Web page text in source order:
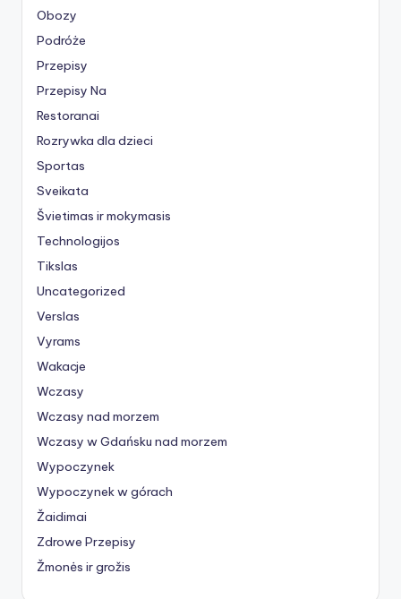
Obozy
Podróże
Przepisy
Przepisy Na
Restoranai
Rozrywka dla dzieci
Sportas
Sveikata
Švietimas ir mokymasis
Technologijos
Tikslas
Uncategorized
Verslas
Vyrams
Wakacje
Wczasy
Wczasy nad morzem
Wczasy w Gdańsku nad morzem
Wypoczynek
Wypoczynek w górach
Žaidimai
Zdrowe Przepisy
Žmonės ir grožis